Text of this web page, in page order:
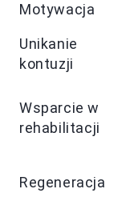
Motywacja
Unikanie
kontuzji
Wsparcie w
rehabilitacji
Regeneracja